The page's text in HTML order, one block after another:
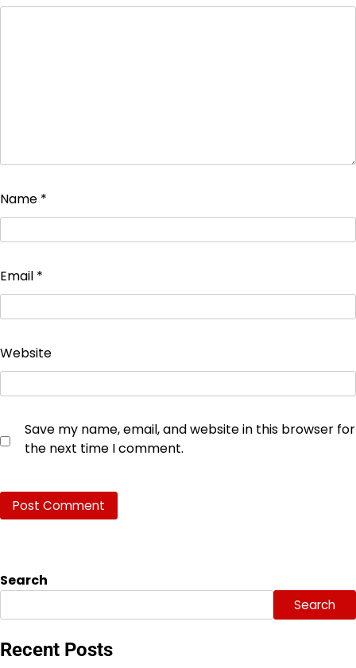
Name *
Email *
Website
Save my name, email, and website in this browser for
the next time I comment.
Search
Search
Recent Posts